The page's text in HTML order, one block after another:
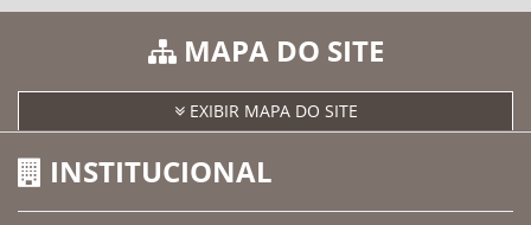
MAPA DO SITE
EXIBIR MAPA DO SITE
INSTITUCIONAL